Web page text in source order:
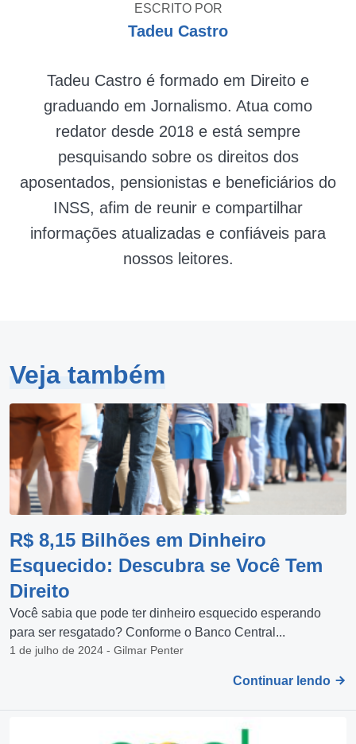
ESCRITO POR
Tadeu Castro
Tadeu Castro é formado em Direito e
graduando em Jornalismo. Atua como
redator desde 2018 e está sempre
pesquisando sobre os direitos dos
aposentados, pensionistas e beneficiários do
INSS, afim de reunir e compartilhar
informações atualizadas e confiáveis para
nossos leitores.
Veja também
R$ 8,15 Bilhões em Dinheiro
Esquecido: Descubra se Você Tem
Direito
Você sabia que pode ter dinheiro esquecido esperando
para ser resgatado? Conforme o Banco Central...
1 de julho de 2024 - Gilmar Penter
Continuar lendo